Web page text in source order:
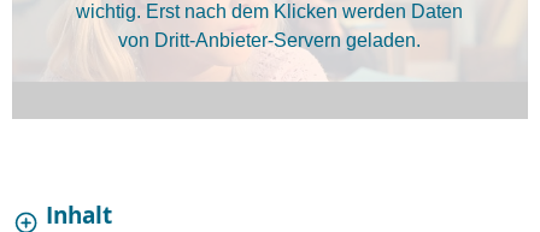
wichtig. Erst nach dem Klicken werden Daten
von Dritt-Anbieter-Servern geladen.
Inhalt